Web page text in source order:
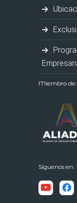
Miembro de:
Síguenos en: